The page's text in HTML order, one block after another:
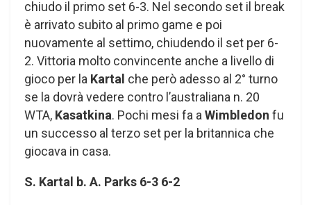
chiudo il primo set 6-3. Nel secondo set il break
è arrivato subito al primo game e poi
nuovamente al settimo, chiudendo il set per 6-
2. Vittoria molto convincente anche a livello di
gioco per la Kartal che però adesso al 2° turno
se la dovrà vedere contro l’australiana n. 20
WTA, Kasatkina. Pochi mesi fa a Wimbledon fu
un successo al terzo set per la britannica che
giocava in casa.
S. Kartal b. A. Parks 6-3 6-2